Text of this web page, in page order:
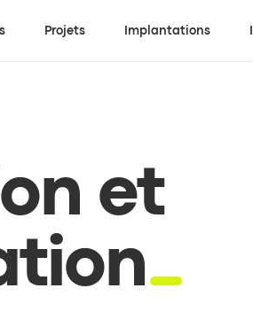
Projets Implantations
et